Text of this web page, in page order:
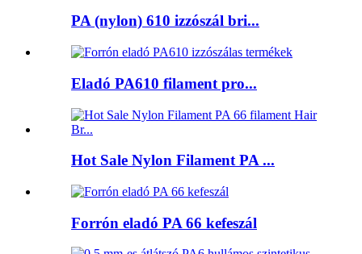
PA (nylon) 610 izzószál bri...
Eladó PA610 filament pro...
Hot Sale Nylon Filament PA ...
Forrón eladó PA 66 kefeszál